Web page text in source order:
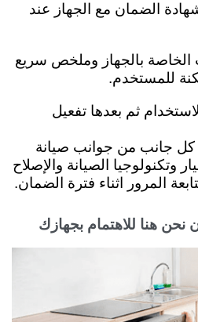
الضمان مع الجهاز عند
الخاصة بالجهاز وملخص سريع
للمستخدم.
ثم بعدها تفعيل
كل جانب من جوانب صيانة
وتكنولوجيا الصيانة والإصلاح
المرور اثناء فترة الضمان.
نحن هنا للاهتمام بجهازك